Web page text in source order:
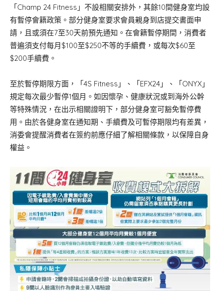
「Champ 24 Fitness」不設相關安排外，其餘10間健身室均設
有暫停會籍政策。部分健身室要求會員親身到店提交書面申
請，且或須在7至30天前預先通知。在會籍暫停期間，消費者
普遍須支付每月$100至$250不等的手續費，或每次$60至
$200手續費。
至於暫停期限方面，「4S Fitness」、「EFX24」、「ONYX」
規定每次最少暫停1個月。如因懷孕、健康狀況或到海外公幹
等特殊情況，在出示相關證明下，部分健身室可豁免暫停費
用。由於各健身室在通知期、手續費及可暫停期限均有差異，
消委會提醒消費者在簽約前應仔細了解相關條款，以保障自身
權益。